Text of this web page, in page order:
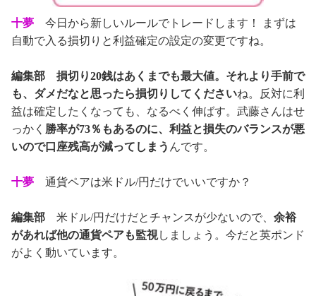
十夢 今日から新しいルールでトレードします！ まずは
自動で入る損切りと利益確定の設定の変更ですね。
編集部
損切り20銭はあくまでも最大値。それより手前で
も、ダメだなと思ったら損切りしてくださいね。反対に利
益は確定したくなっても、なるべく伸ばす。武藤さんはせ
っかく 勝率が73％もあるのに、利益と損失のバランスが悪
いので口座残高が減ってしまう んです。
十夢 通貨ペアは米ドル/円だけでいいですか？
編集部 米ドル/円だけだとチャンスが少ないので、 余裕
があれば他の通貨ペアも監視しましょう。今だと英ポンド
がよく動いています。